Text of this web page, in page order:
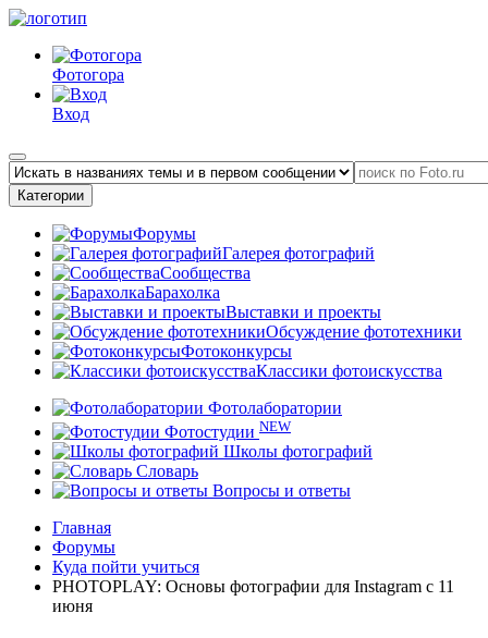
Фотогора
Вход
Категории
Форумы
Галерея фотографий
Сообщества
Барахолка
Выставки и проекты
Обсуждение фототехники
Фотоконкурсы
Классики фотоискусства
Фотолаборатории
Фотостудии NEW
Школы фотографий
Словарь
Вопросы и ответы
Главная
Форумы
Куда пойти учиться
PHOTOPLAY: Основы фотографии для Instagram с 11
июня